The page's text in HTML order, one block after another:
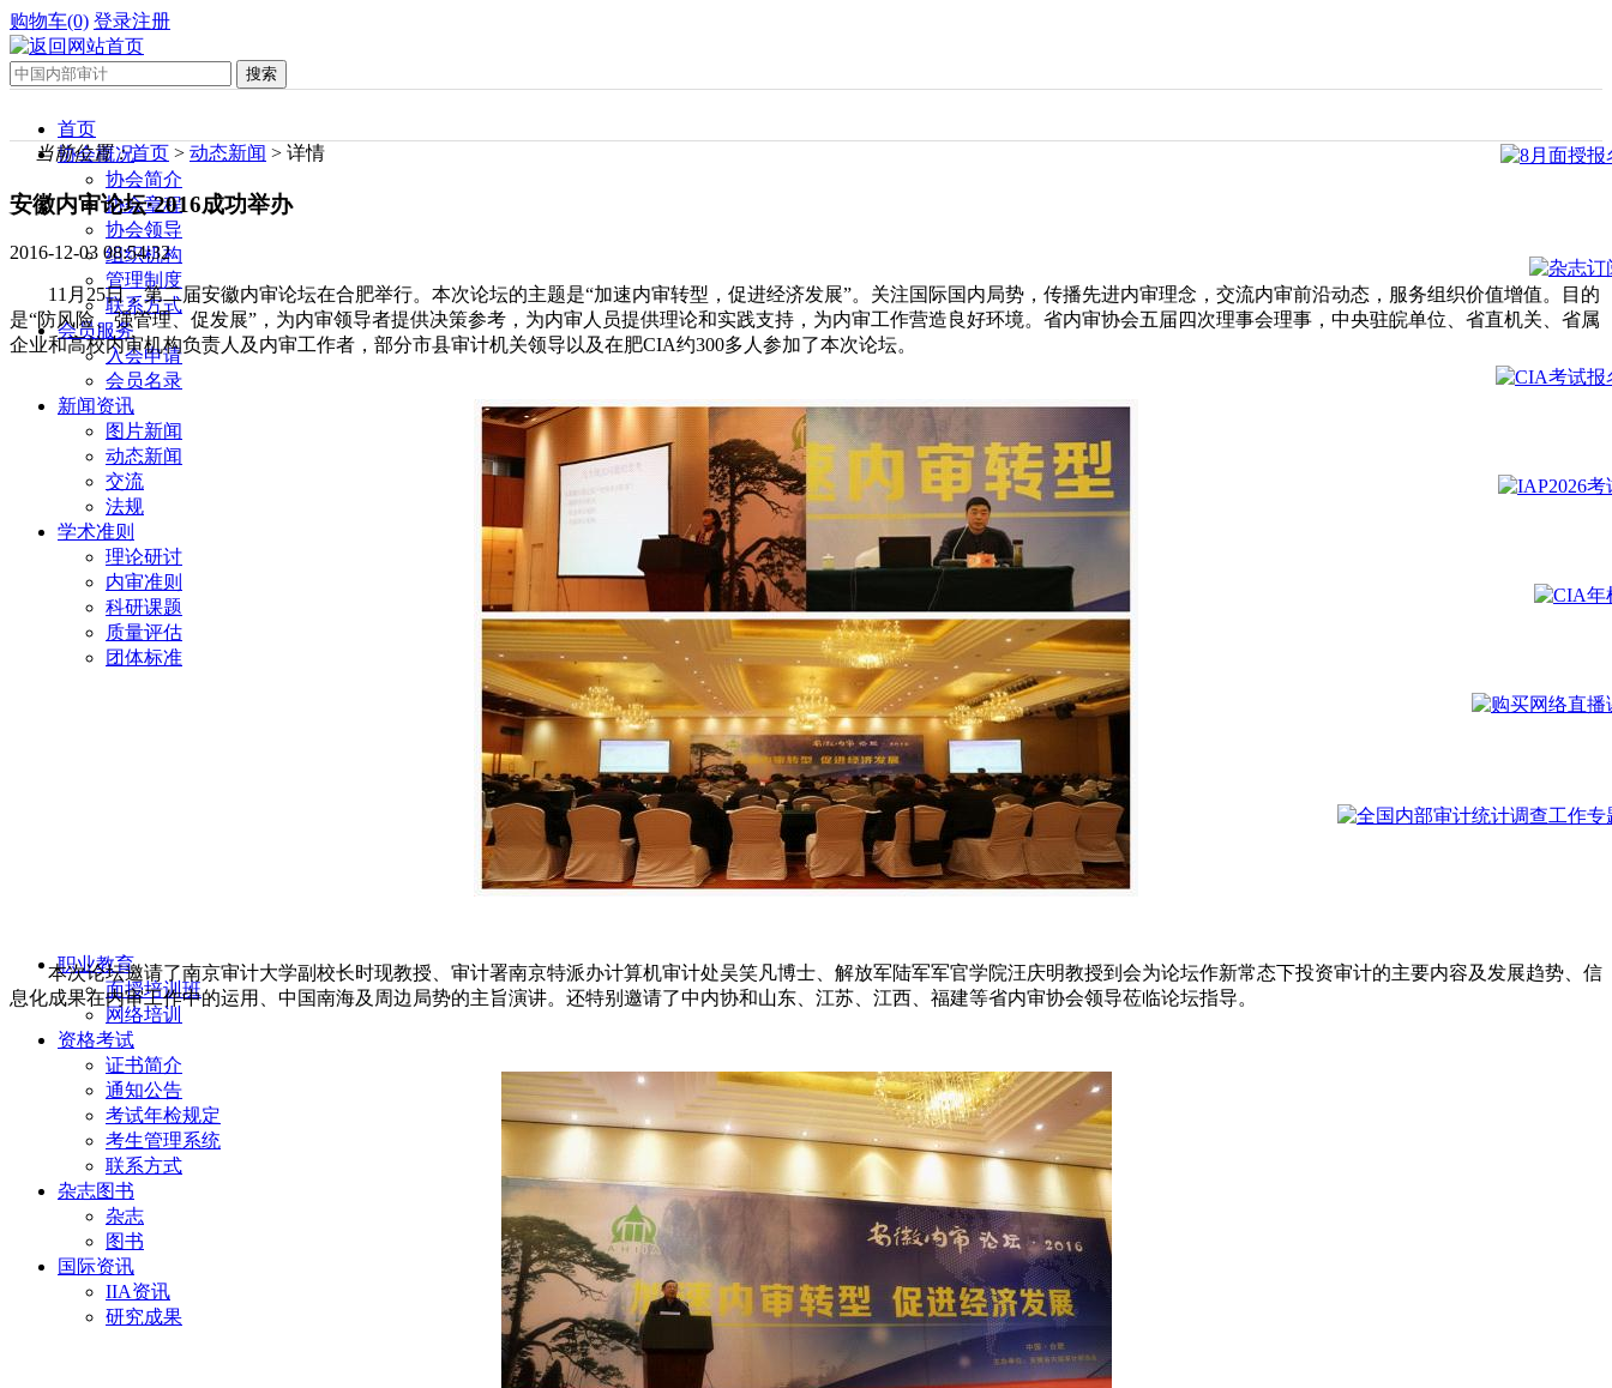
购物车(0) 登录注册
首页
协会概况
协会简介
协会章程
协会领导
组织机构
管理制度
联系方式
会员服务
入会申请
会员名录
新闻资讯
图片新闻
动态新闻
交流
法规
学术准则
理论研讨
内审准则
科研课题
质量评估
团体标准
职业教育
面授培训班
网络培训
资格考试
证书简介
通知公告
考试年检规定
考生管理系统
联系方式
杂志图书
杂志
图书
国际资讯
IIA资讯
研究成果
当前位置：首页 > 动态新闻 > 详情
安徽内审论坛·2016成功举办
2016-12-03 08:54:32
11月25日，第二届安徽内审论坛在合肥举行。本次论坛的主题是“加速内审转型，促进经济发展”。关注国际国内局势，传播先进内审理念，交流内审前沿动态，服务组织价值增值。目的
是“防风险、强管理、促发展”，为内审领导者提供决策参考，为内审人员提供理论和实践支持，为内审工作营造良好环境。省内审协会五届四次理事会理事，中央驻皖单位、省直机关、省属
企业和高校内审机构负责人及内审工作者，部分市县审计机关领导以及在肥CIA约300多人参加了本次论坛。
本次论坛邀请了南京审计大学副校长时现教授、审计署南京特派办计算机审计处吴笑凡博士、解放军陆军军官学院汪庆明教授到会为论坛作新常态下投资审计的主要内容及发展趋势、信
息化成果在内审工作中的运用、中国南海及周边局势的主旨演讲。还特别邀请了中内协和山东、江苏、江西、福建等省内审协会领导莅临论坛指导。